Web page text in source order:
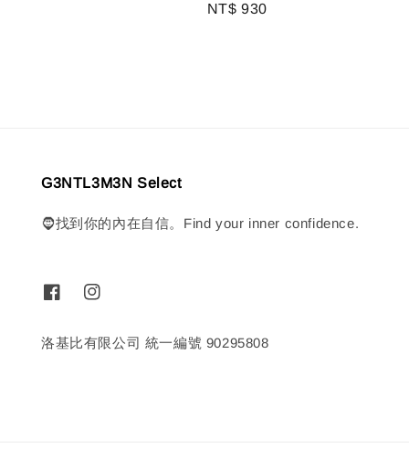
Regular
NT$ 930
G3NTL3M3N Select
🧔找到你的內在自信。Find your inner confidence.
洛基比有限公司 統一編號 90295808